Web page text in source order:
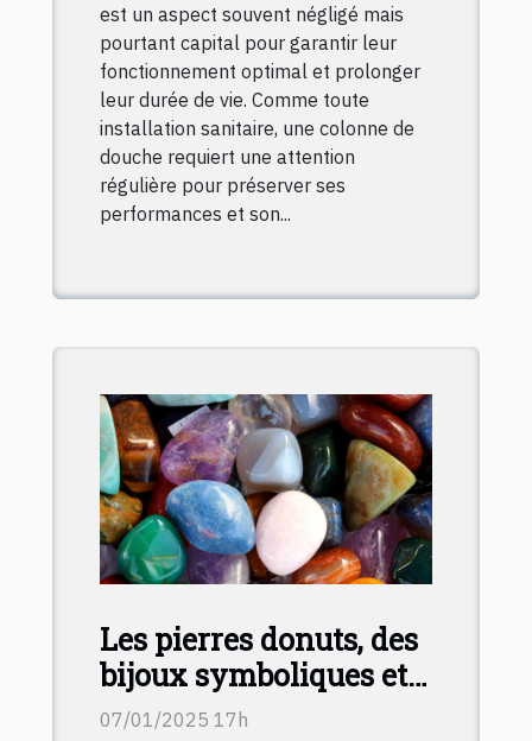
est un aspect souvent négligé mais
pourtant capital pour garantir leur
fonctionnement optimal et prolonger
leur durée de vie. Comme toute
installation sanitaire, une colonne de
douche requiert une attention
régulière pour préserver ses
performances et son...
Les pierres donuts, des
bijoux symboliques et
originaux
07/01/2025 17h